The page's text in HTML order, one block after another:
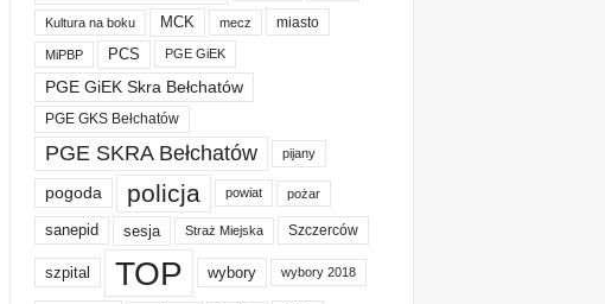
Kultura na boku MCK mecz miasto
MiPBP PCS PGE GiEK
PGE GiEK Skra Bełchatów
PGE GKS Bełchatów
PGE SKRA Bełchatów pijany
pogoda policja powiat pożar
sanepid sesja Straż Miejska Szczerców
szpital TOP wybory wybory 2018